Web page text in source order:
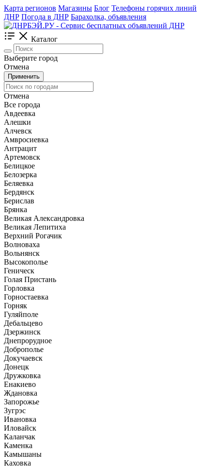
Карта регионов Магазины Блог Телефоны горячих линий
ДНР Погода в ДНР Барахолка, объявления
Каталог
Выберите город
Отмена
Применить
Отмена
Все города
Авдеевка
Алешки
Алчевск
Амвросиевка
Антрацит
Артемовск
Белицкое
Белозерка
Беляевка
Бердянск
Берислав
Брянка
Великая Александровка
Великая Лепитиха
Верхний Рогачик
Волноваха
Вольнянск
Высокополье
Геническ
Голая Пристань
Горловка
Горностаевка
Горняк
Гуляйполе
Дебальцево
Дзержинск
Днепрорудное
Доброполье
Докучаевск
Донецк
Дружковка
Енакиево
Ждановка
Запорожье
Зугрэс
Ивановка
Иловайск
Каланчак
Каменка
Камышаны
Каховка